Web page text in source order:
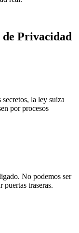
Privacidad
la ley suiza
por procesos
No podemos ser
puertas traseras.